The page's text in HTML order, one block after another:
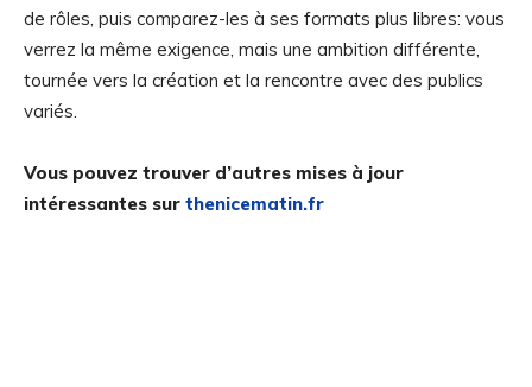
de rôles, puis comparez-les à ses formats plus libres: vous
verrez la même exigence, mais une ambition différente,
tournée vers la création et la rencontre avec des publics
variés.
Vous pouvez trouver d’autres mises à jour
intéressantes sur thenicematin.fr